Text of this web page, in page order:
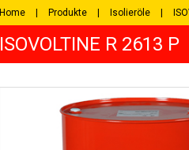
Home Produkte Isolieröle
ISOVOLTINE R 2613 P